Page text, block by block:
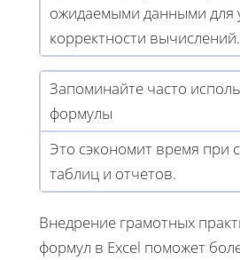
ожидаемыми данными для
корректности вычислений.
Запоминайте часто
формулы
Это сэкономит время при
таблиц и отчетов.
Внедрение грамотных
формул в Excel поможет